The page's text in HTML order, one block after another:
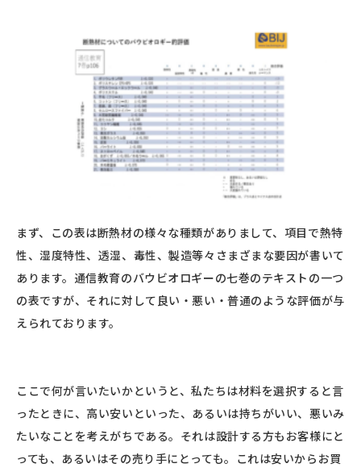
まず、この表は断熱材の様々な種類がありまして、項目で熱特
性、湿度特性、透湿、毒性、製造等々さまざまな要因が書いて
あります。通信教育のバウビオロギーの七巻のテキストの一つ
の表ですが、それに対して良い・悪い・普通のような評価が与
えられております。
ここで何が言いたいかというと、私たちは材料を選択すると言
ったときに、高い安いといった、あるいは持ちがいい、悪いみ
たいなことを考えがちである。それは設計する方もお客様にと
っても、あるいはその売り手にとっても。これは安いからお買